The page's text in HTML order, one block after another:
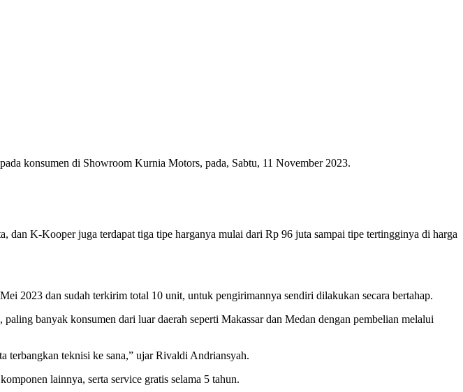
konsumen di Showroom Kurnia Motors, pada, Sabtu, 11 November 2023.
K-Kooper juga terdapat tiga tipe harganya mulai dari Rp 96 juta sampai tipe tertingginya di harga
2023 dan sudah terkirim total 10 unit, untuk pengirimannya sendiri dilakukan secara bertahap.
banyak konsumen dari luar daerah seperti Makassar dan Medan dengan pembelian melalui
terbangkan teknisi ke sana,” ujar Rivaldi Andriansyah.
lainnya, serta service gratis selama 5 tahun.